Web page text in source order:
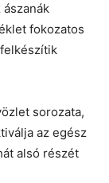
fokozatos
sorozata,
az egész
alsó részét